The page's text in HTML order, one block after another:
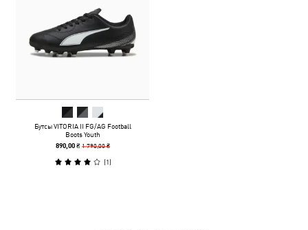
Бутсы VITORIA II FG/AG Football
Boots Youth
890,00 ₴ 1 790,00 ₴
(1)